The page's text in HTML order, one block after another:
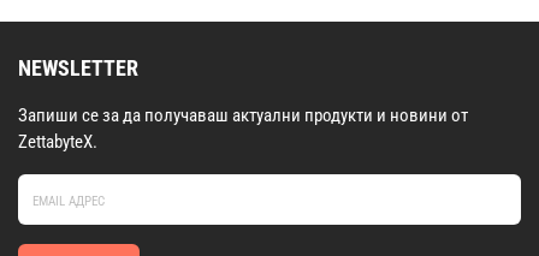
NEWSLETTER
Запиши се за да получаваш актуални продукти и новини от
ZettabyteX.